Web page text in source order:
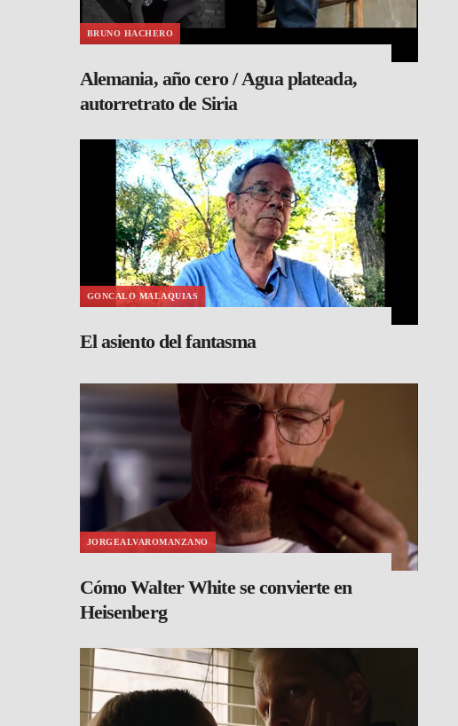
BRUNO HACHERO
Alemania, año cero / Agua plateada,
autorretrato de Siria
GONCALO MALAQUIAS
El asiento del fantasma
JORGEALVAROMANZANO
Cómo Walter White se convierte en
Heisenberg